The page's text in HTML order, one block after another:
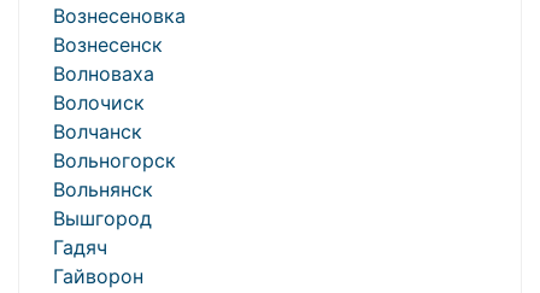
Вознесеновка
Вознесенск
Волноваха
Волочиск
Волчанск
Вольногорск
Вольнянск
Вышгород
Гадяч
Гайворон